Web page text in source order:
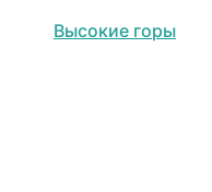
Высокие горы